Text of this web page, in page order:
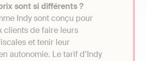
sont si différents ?
Indy sont conçu pour
clients de faire leurs
et tenir leur
autonomie. Le tarif d’Indy